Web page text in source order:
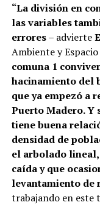
“La división en
las variables
errores– advierte
Ambiente y
comuna 1
hacinamiento del
que ya empezó a
Puerto Madero. Y
tiene buena
densidad de
el arbolado lineal,
caída y que
levantamiento de
trabajando en este